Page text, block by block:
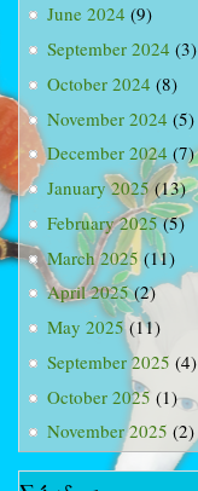
June 2024 (9)
September 2024 (3)
October 2024 (8)
November 2024 (5)
December 2024 (7)
January 2025(13)
February 2025(5)
March 2025(11)
April 2025(2)
May 2025(11)
September 2025 (4)
October 2025 (1)
November 2025 (2)